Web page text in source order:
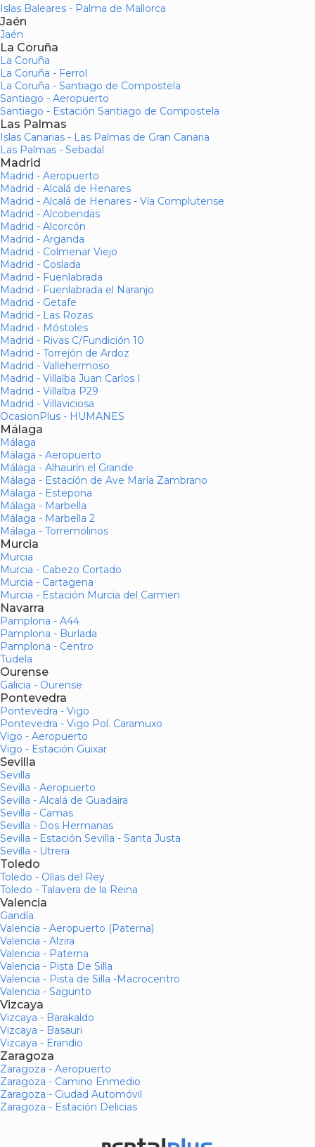
Islas Baleares - Palma de Mallorca
Jaén
Jaén
La Coruña
La Coruña
La Coruña - Ferrol
La Coruña - Santiago de Compostela
Santiago - Aeropuerto
Santiago - Estación Santiago de Compostela
Las Palmas
Islas Canarias - Las Palmas de Gran Canaria
Las Palmas - Sebadal
Madrid
Madrid - Aeropuerto
Madrid - Alcalá de Henares
Madrid - Alcalá de Henares - Vía Complutense
Madrid - Alcobendas
Madrid - Alcorcón
Madrid - Arganda
Madrid - Colmenar Viejo
Madrid - Coslada
Madrid - Fuenlabrada
Madrid - Fuenlabrada el Naranjo
Madrid - Getafe
Madrid - Las Rozas
Madrid - Móstoles
Madrid - Rivas C/Fundición 10
Madrid - Torrejón de Ardoz
Madrid - Vallehermoso
Madrid - Villalba Juan Carlos I
Madrid - Villalba P29
Madrid - Villaviciosa
OcasionPlus - HUMANES
Málaga
Málaga
Málaga - Aeropuerto
Málaga - Alhaurín el Grande
Málaga - Estación de Ave María Zambrano
Málaga - Estepona
Málaga - Marbella
Málaga - Marbella 2
Málaga - Torremolinos
Murcia
Murcia
Murcia - Cabezo Cortado
Murcia - Cartagena
Murcia - Estación Murcia del Carmen
Navarra
Pamplona - A44
Pamplona - Burlada
Pamplona - Centro
Tudela
Ourense
Galicia - Ourense
Pontevedra
Pontevedra - Vigo
Pontevedra - Vigo Pol. Caramuxo
Vigo - Aeropuerto
Vigo - Estación Guixar
Sevilla
Sevilla
Sevilla - Aeropuerto
Sevilla - Alcalá de Guadaira
Sevilla - Camas
Sevilla - Dos Hermanas
Sevilla - Estación Sevilla - Santa Justa
Sevilla - Utrera
Toledo
Toledo - Olías del Rey
Toledo - Talavera de la Reina
Valencia
Gandía
Valencia - Aeropuerto (Paterna)
Valencia - Alzira
Valencia - Paterna
Valencia - Pista De Silla
Valencia - Pista de Silla -Macrocentro
Valencia - Sagunto
Vizcaya
Vizcaya - Barakaldo
Vizcaya - Basauri
Vizcaya - Erandio
Zaragoza
Zaragoza - Aeropuerto
Zaragoza - Camino Enmedio
Zaragoza - Ciudad Automóvil
Zaragoza - Estación Delicias